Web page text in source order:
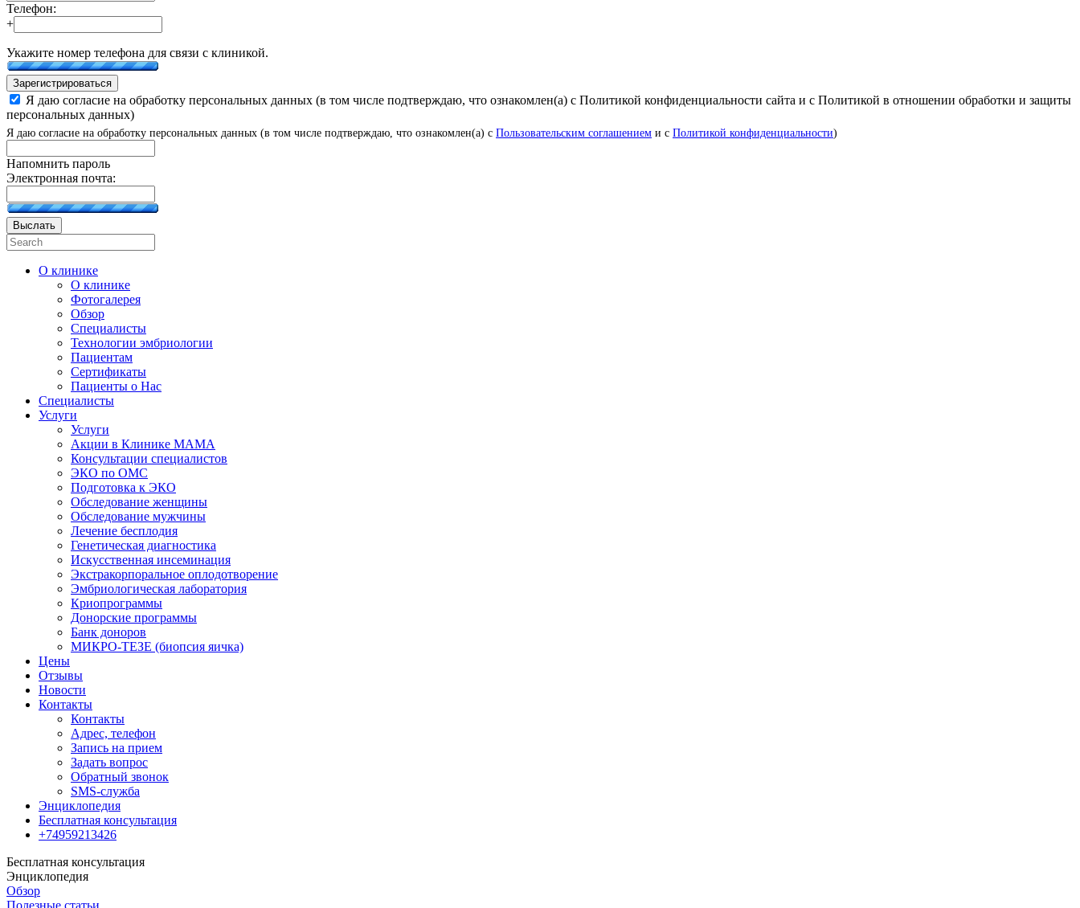
Телефон:
+
Укажите номер телефона для связи с клиникой.
Зарегистрироваться
Я даю согласие на обработку персональных данных (в том числе подтверждаю, что ознакомлен(а) с Политикой конфиденциальности сайта и с Политикой в отношении обработки и защиты
персональных данных)
Я даю согласие на обработку персональных данных (в том числе подтверждаю, что ознакомлен(а) с Пользовательским соглашением и с Политикой конфиденциальности)
Напомнить пароль
Электронная почта:
Выслать
О клинике
О клинике
Фотогалерея
Обзор
Специалисты
Технологии эмбриологии
Пациентам
Сертификаты
Пациенты о Нас
Специалисты
Услуги
Услуги
Акции в Клинике МАМА
Консультации специалистов
ЭКО по ОМС
Подготовка к ЭКО
Обследование женщины
Обследование мужчины
Лечение бесплодия
Генетическая диагностика
Искусственная инсеминация
Экстракорпоральное оплодотворение
Эмбриологическая лаборатория
Криопрограммы
Донорские программы
Банк доноров
МИКРО-ТЕЗЕ (биопсия яичка)
Цены
Отзывы
Новости
Контакты
Контакты
Адрес, телефон
Запись на прием
Задать вопрос
Обратный звонок
SMS-служба
Энциклопедия
Бесплатная консультация
+74959213426
Бесплатная консультация
Энциклопедия
Обзор
Полезные статьи